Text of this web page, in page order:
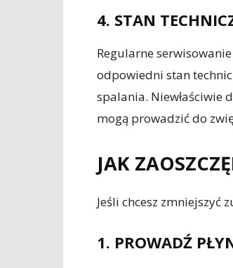
4. STAN
Regularne
odpowiedni stan
spalania. Niewłaściwie
mogą prowadzić do
JAK
Jeśli chcesz zmniejszyć
1. PROWADŹ